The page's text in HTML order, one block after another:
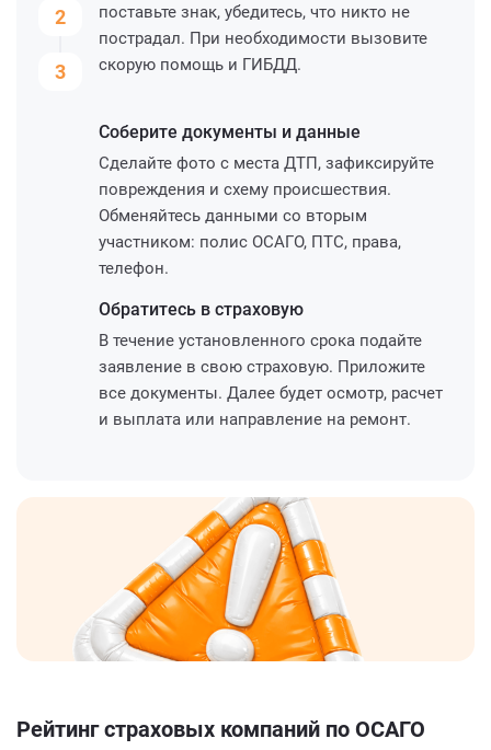
2
3
поставьте знак, убедитесь, что никто не
пострадал. При необходимости вызовите
скорую помощь и ГИБДД.
Соберите документы и данные
Сделайте фото с места ДТП, зафиксируйте
повреждения и схему происшествия.
Обменяйтесь данными со вторым
участником: полис ОСАГО, ПТС, права,
телефон.
Обратитесь в страховую
В течение установленного срока подайте
заявление в свою страховую. Приложите
все документы. Далее будет осмотр, расчет
и выплата или направление на ремонт.
Рейтинг страховых компаний по ОСАГО